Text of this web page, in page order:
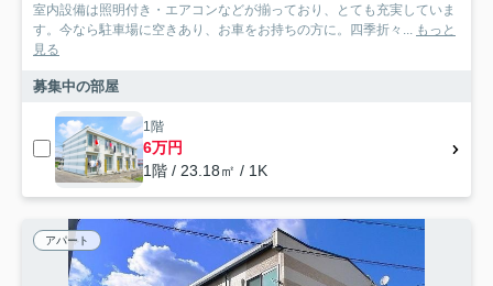
室内設備は照明付き・エアコンなどが揃っており、とても充実していま
す。今なら駐車場に空きあり、お車をお持ちの方に。四季折々...
もっと
見る
募集中の部屋
1階
6万円
1階 / 23.18㎡ / 1K
アパート